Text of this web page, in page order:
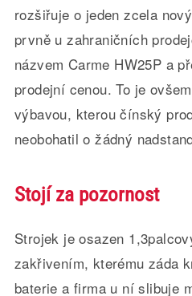
rozšiřuje o jeden zcela
prvně u zahraničních
názvem Carme HW25P a
prodejní cenou. To je
výbavou, kterou čínský
neobohatil o žádný
Stojí za pozornost
Strojek je osazen
zakřivením, kterému záda
baterie a firma u ní slibuje